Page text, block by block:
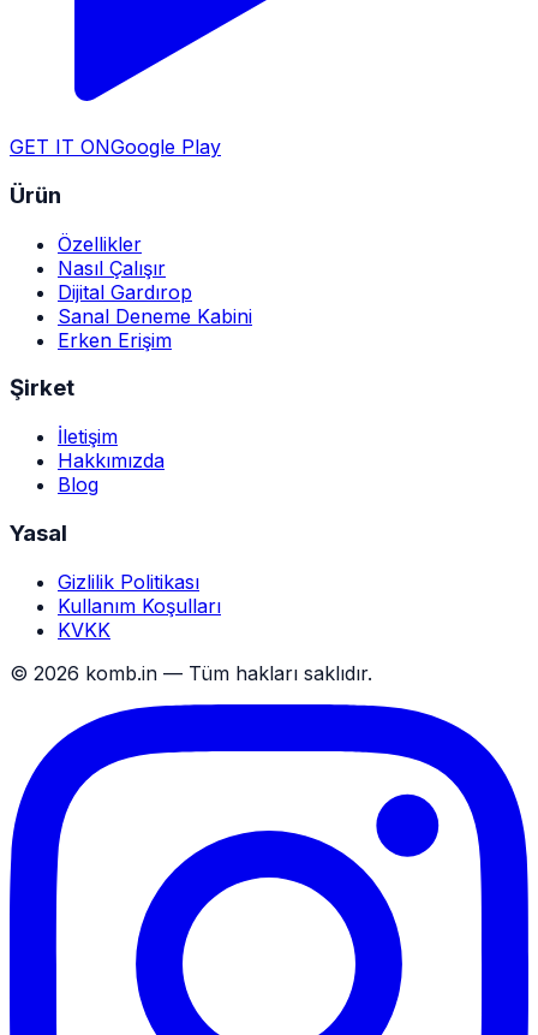
GET IT ONGoogle Play
Ürün
Özellikler
Nasıl Çalışır
Dijital Gardırop
Sanal Deneme Kabini
Erken Erişim
Şirket
İletişim
Hakkımızda
Blog
Yasal
Gizlilik Politikası
Kullanım Koşulları
KVKK
© 2026 komb.in — Tüm hakları saklıdır.